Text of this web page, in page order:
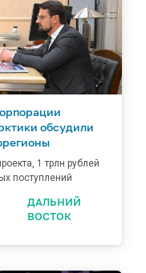
обсудили
1 трлн рублей
поступлений
ДАЛЬНИЙ
ВОСТОК